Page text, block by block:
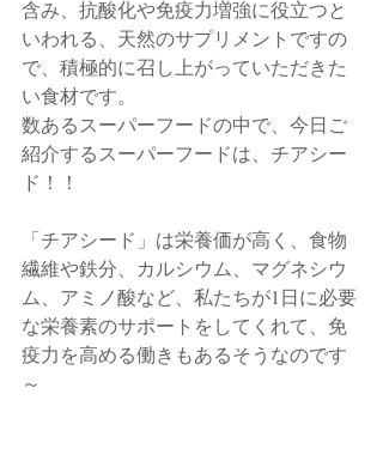
含み、抗酸化や免疫力増強に役立つと
いわれる、天然のサプリメントですの
で、積極的に召し上がっていただきた
い食材です。
数あるスーパーフードの中で、今日ご
紹介するスーパーフードは、チアシー
ド！！
「チアシード」は栄養価が高く、食物
繊維や鉄分、カルシウム、マグネシウ
ム、アミノ酸など、私たちが1日に必要
な栄養素のサポートをしてくれて、免
疫力を高める働きもあるそうなのです
～